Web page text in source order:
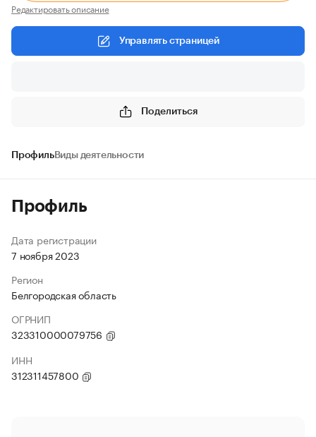
Редактировать описание
Управлять страницей
Поделиться
ПрофильВиды деятельности
Профиль
Дата регистрации
7 ноября 2023
Регион
Белгородская область
ОГРНИП
323310000079756
ИНН
312311457800